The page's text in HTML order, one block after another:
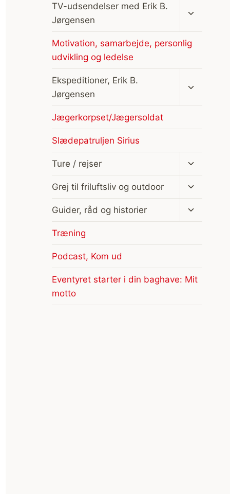
TV-udsendelser med Erik B.
Jørgensen
Motivation, samarbejde, personlig
udvikling og ledelse
Ekspeditioner, Erik B.
Jørgensen
Jægerkorpset/Jægersoldat
Slædepatruljen Sirius
Ture / rejser
Skift
Grej til friluftsliv og outdoor
Skift
Guider, råd og historier
Skift
Træning
Podcast, Kom ud
Eventyret starter i din baghave: Mit
motto